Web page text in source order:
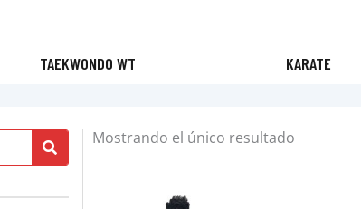
TAEKWONDO WT KARATE
Mostrando el único resultado